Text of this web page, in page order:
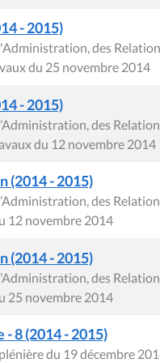
- 2015)
des
du 25 novembre 2014
- 2015)
des
du 12 novembre 2014
(2014 - 2015)
des
12 novembre 2014
(2014 - 2015)
des
25 novembre 2014
8 (2014 - 2015)
du 19 décembre